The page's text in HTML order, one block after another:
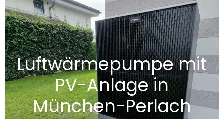
Luftwärmepumpemit
PV-Anlage in
München-Perlach